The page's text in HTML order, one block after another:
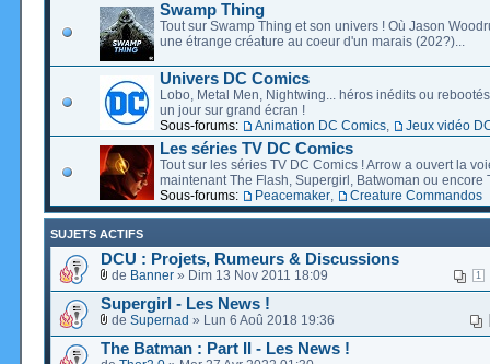
Swamp Thing
Tout sur Swamp Thing et son univers ! Où Jason
une étrange créature au coeur d'un marais (202?)...
Univers DC Comics
Lobo, Metal Men, Nightwing... héros inédits ou
un jour sur grand écran !
Sous-forums:
Animation DC Comics, Jeux vidéo
Les séries TV DC Comics
Tout sur les séries TV DC Comics ! Arrow a ouvert la
maintenant The Flash, Supergirl, Batwoman ou encore
Sous-forums:
Peacemaker, Creature Commandos
SUJETS ACTIFS
DCU : Projets, Rumeurs & Discussions
1
de Banner » Dim 13 Nov 2011 18:09
Supergirl - Les News !
de Supernad » Lun 6 Aoû 2018 19:36
The Batman : Part II - Les News !